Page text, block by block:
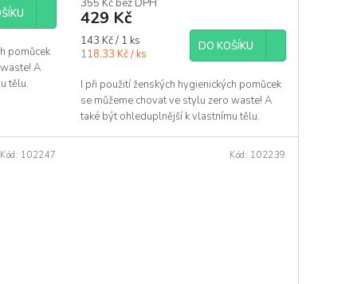
pomůcek
A
tělu.
produktu
je
5,0
z
hvězdiček.
429 Kč
Měrná
cena:
143 Kč / 1 ks
118.33 Kč / ks
DO KOŠÍKU
I při použití ženských hygienických pomůcek
se můžeme chovat ve stylu zero waste! A
také být ohleduplnější k vlastnímu tělu.
Kód: 102247 Kód: 102239